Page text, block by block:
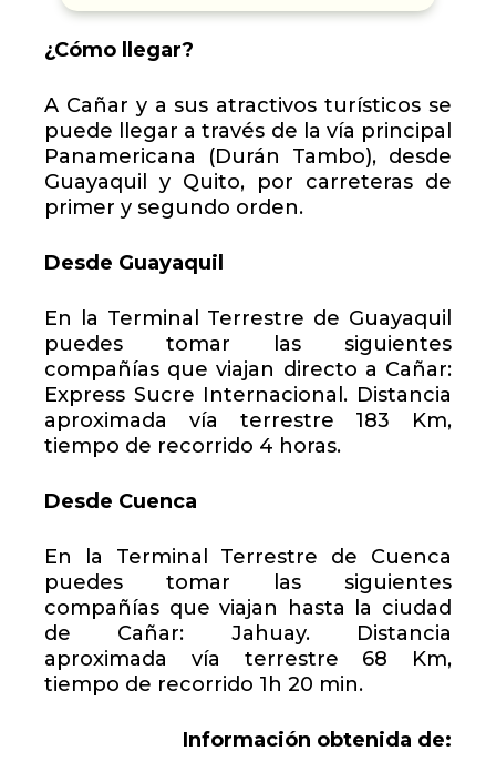
¿Cómo llegar?
A Cañar y a sus atractivos turísticos se
puede llegar a través de la vía principal
Panamericana (Durán Tambo), desde
Guayaquil y Quito, por carreteras de
primer y segundo orden.
Desde Guayaquil
En la Terminal Terrestre de Guayaquil
puedes tomar las siguientes
compañías que viajan directo a Cañar:
Express Sucre Internacional. Distancia
aproximada vía terrestre 183 Km,
tiempo de recorrido 4 horas.
Desde Cuenca
En la Terminal Terrestre de Cuenca
puedes tomar las siguientes
compañías que viajan hasta la ciudad
de Cañar: Jahuay. Distancia
aproximada vía terrestre 68 Km,
tiempo de recorrido 1h 20 min.
Información obtenida de: